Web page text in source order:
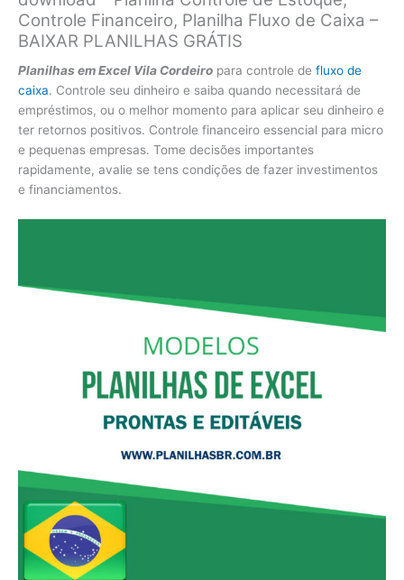
Controle Financeiro, Planilha Fluxo de Caixa –
BAIXAR PLANILHAS GRÁTIS
Planilhas em Excel Vila Cordeiro para controle de fluxo de
caixa. Controle seu dinheiro e saiba quando necessitará de
empréstimos, ou o melhor momento para aplicar seu dinheiro e
ter retornos positivos. Controle financeiro essencial para micro
e pequenas empresas. Tome decisões importantes
rapidamente, avalie se tens condições de fazer investimentos
e financiamentos.